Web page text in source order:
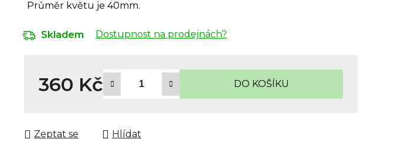
Průměr květu je 40mm.
Skladem Dostupnost na prodejnách?
360 Kč DO KOŠÍKU
Zeptat se Hlídat